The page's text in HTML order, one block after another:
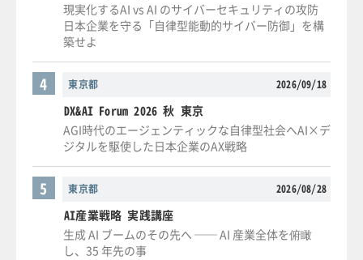
現実化するAI vs AI のサイバーセキュリティの攻防
日本企業を守る「自律型能動的サイバー防御」を構
築せよ
東京都 2026/09/18
4
DX&AI Forum 2026 秋 東京
AGI時代のエージェンティックな自律型社会へAI×デ
ジタルを駆使した日本企業のAX戦略
東京都 2026/08/28
5
AI産業戦略 実践講座
生成 AI ブームのその先へ ── AI 産業全体を俯瞰
し、35 年先の事